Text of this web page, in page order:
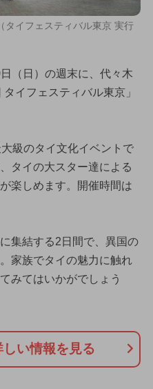
タイフェスティバル東京 実行
（日）の週末に、代々木
イフェスティバル東京」
級のタイ文化イベントで
タイの大スター達による
楽しめます。開催時間は
集結する2日間で、異国の
家族でタイの魅力に触れ
みてはいかがでしょう
い情報を見る